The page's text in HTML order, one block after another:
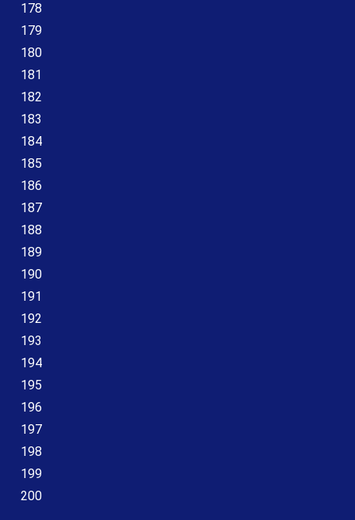
178
179
180
181
182
183
184
185
186
187
188
189
190
191
192
193
194
195
196
197
198
199
200